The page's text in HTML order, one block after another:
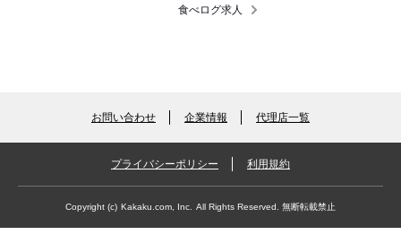
食べログ求人
お問い合わせ 企業情報 代理店一覧
プライバシーポリシー 利用規約
Copyright (c) Kakaku.com, Inc. All Rights Reserved. 無断転載禁止